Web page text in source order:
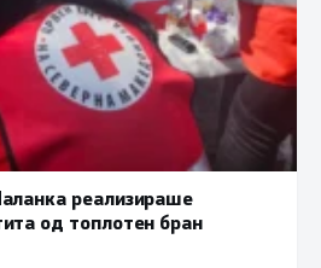
реализираше
од топлотен бран